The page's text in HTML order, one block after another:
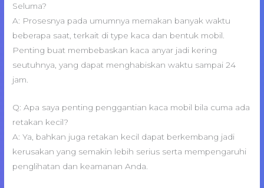
Seluma?
A: Prosesnya pada umumnya memakan banyak waktu
beberapa saat, terkait di type kaca dan bentuk mobil.
Penting buat membebaskan kaca anyar jadi kering
seutuhnya, yang dapat menghabiskan waktu sampai 24
jam.
Q: Apa saya penting penggantian kaca mobil bila cuma ada
retakan kecil?
A: Ya, bahkan juga retakan kecil dapat berkembang jadi
kerusakan yang semakin lebih serius serta mempengaruhi
penglihatan dan keamanan Anda.